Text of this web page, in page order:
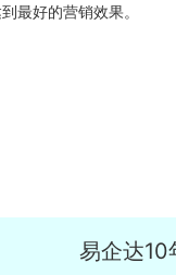
最好的营销效果。
易企达10